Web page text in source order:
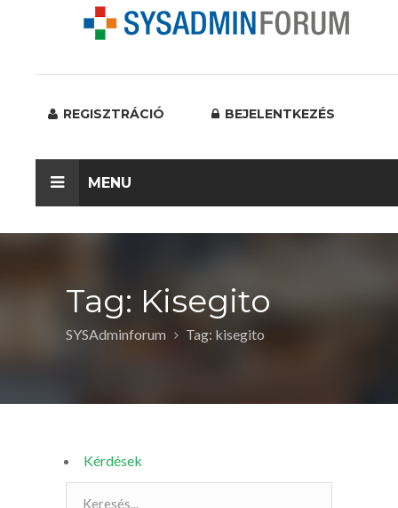
REGISZTRÁCIÓ BEJELENTKEZÉS
MENU
Tag: Kisegito
SYSAdminforum Tag: kisegito
Kérdések